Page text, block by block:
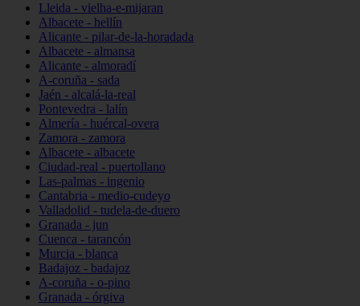
Lleida - vielha-e-mijaran
Albacete - hellín
Alicante - pilar-de-la-horadada
Albacete - almansa
Alicante - almoradí
A-coruña - sada
Jaén - alcalá-la-real
Pontevedra - lalín
Almería - huércal-overa
Zamora - zamora
Albacete - albacete
Ciudad-real - puertollano
Las-palmas - ingenio
Cantabria - medio-cudeyo
Valladolid - tudela-de-duero
Granada - jun
Cuenca - tarancón
Murcia - blanca
Badajoz - badajoz
A-coruña - o-pino
Granada - órgiva